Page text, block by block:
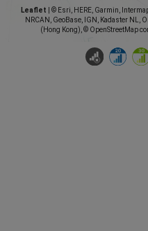
Leaflet
© Esri, HERE, Garmin,
NRCAN, GeoBase, IGN, Kadaster NL,
(Hong Kong), © OpenStreetMap